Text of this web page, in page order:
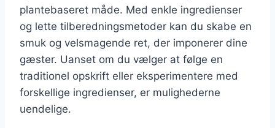
plantebaseret måde. Med enkle ingredienser
og lette tilberedningsmetoder kan du skabe en
smuk og velsmagende ret, der imponerer dine
gæster. Uanset om du vælger at følge en
traditionel opskrift eller eksperimentere med
forskellige ingredienser, er mulighederne
uendelige.